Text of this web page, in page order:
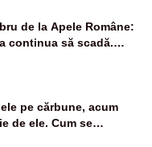
de la Apele Române:
continua să scadă.
închide în 4 zile
pe cărbune, acum
de ele. Cum se
criză energetică